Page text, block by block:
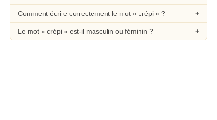
Comment écrire correctement le mot « crépi » ?
Le mot « crépi » est-il masculin ou féminin ?